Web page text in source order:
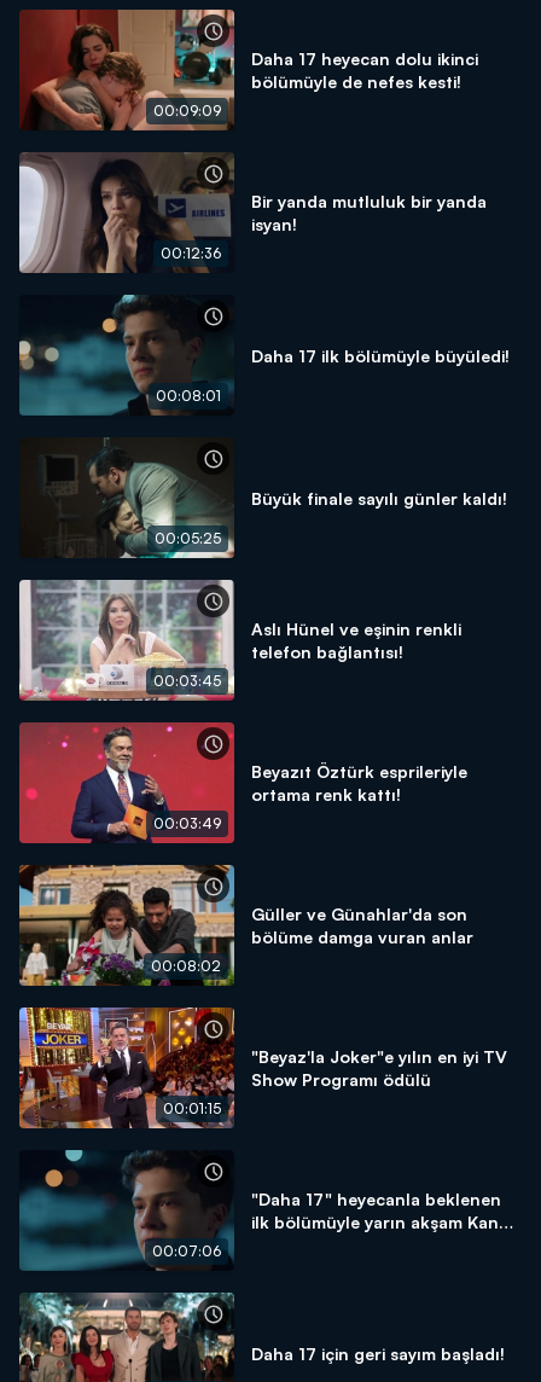
00:09:09
Daha 17 heyecan dolu ikinci
bölümüyle de nefes kesti!
00:12:36
Bir yanda mutluluk bir yanda
isyan!
00:08:01
Daha 17 ilk bölümüyle büyüledi!
00:05:25
Büyük finale sayılı günler kaldı!
00:03:45
Aslı Hünel ve eşinin renkli
telefon bağlantısı!
00:03:49
Beyazıt Öztürk esprileriyle
ortama renk kattı!
00:08:02
Güller ve Günahlar'da son
bölüme damga vuran anlar
00:01:15
"Beyaz'la Joker"e yılın en iyi TV
Show Programı ödülü
00:07:06
"Daha 17" heyecanla beklenen
ilk bölümüyle yarın akşam Kanal
Daha 17 için geri sayım başladı!